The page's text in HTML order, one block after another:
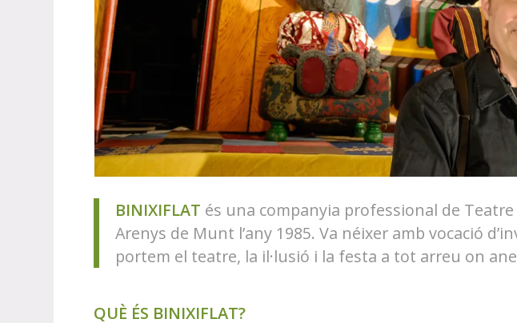
BINIXIFLAT és una companyia professional de
Arenys de Munt l’any 1985. Va néixer amb vocació
portem el teatre, la il·lusió i la festa a tot arreu on
QUÈ ÉS BINIXIFLAT?